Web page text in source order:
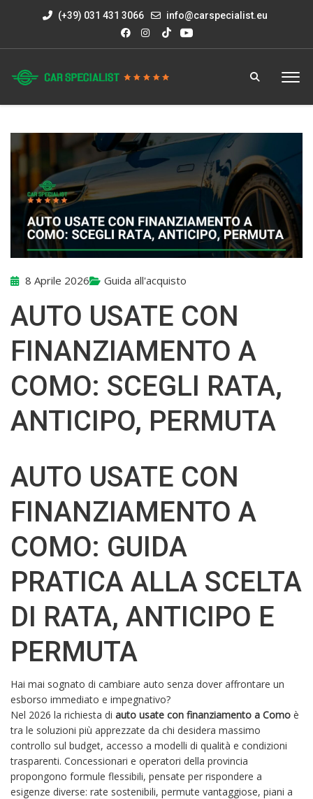
(+39) 031 431 3066 info@carspecialist.eu
8 Aprile 2026 Guida all'acquisto
AUTO USATE CON
FINANZIAMENTO A
COMO: SCEGLI RATA,
ANTICIPO, PERMUTA
AUTO USATE CON
FINANZIAMENTO A
COMO: GUIDA
PRATICA ALLA SCELTA
DI RATA, ANTICIPO E
PERMUTA
Hai mai sognato di cambiare auto senza dover affrontare un
esborso immediato e impegnativo?
Nel 2026 la richiesta di auto usate con finanziamento a Como è
tra le soluzioni più apprezzate da chi desidera massimo
controllo sul budget, accesso a modelli di qualità e condizioni
trasparenti. Concessionari e operatori della provincia
propongono formule flessibili, pensate per rispondere a
esigenze diverse: rate sostenibili, permute vantaggiose, piani a